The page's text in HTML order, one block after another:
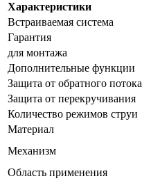
Характеристики
Встраиваемая система
Гарантия
для монтажа
Дополнительные функции
Защита от обратного потока
Защита от перекручивания
Количество режимов струи
Материал
Механизм
Область применения